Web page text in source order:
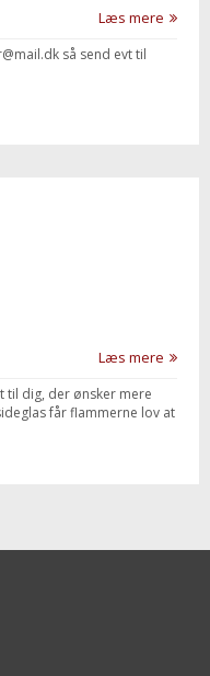
Læs mere
så send evt til
Læs mere
til dig, der ønsker mere
får flammerne lov at